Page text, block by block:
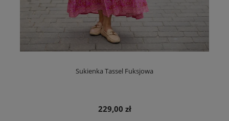
Sukienka Tassel Fuksjowa
229,00 zł